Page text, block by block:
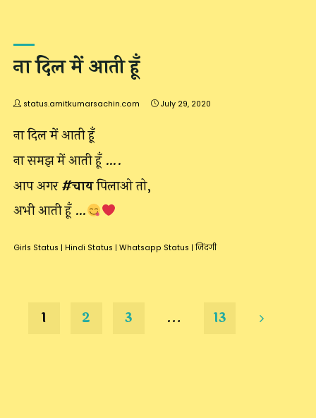
ना दिल में आती हूँ
status.amitkumarsachin.com July 29, 2020
ना दिल में आती हूँ
ना समझ में आती हूँ ….
आप अगर#चायपिलाओ तो,
अभी आती हूँ …
Girls Status | Hindi Status | Whatsapp Status | जिंदगी
1 2 3 … 13